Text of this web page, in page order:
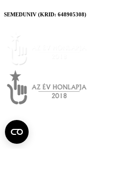
SEMEDUNIV (KRID: 648905308)